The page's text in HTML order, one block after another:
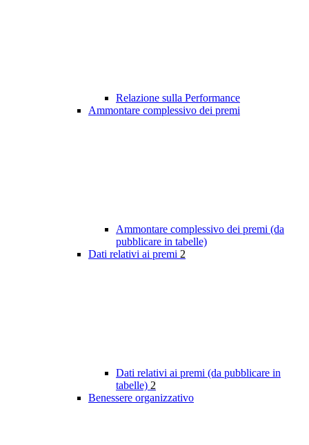
Relazione sulla Performance
Ammontare complessivo dei premi
Ammontare complessivo dei premi (da
pubblicare in tabelle)
Dati relativi ai premi 2
Dati relativi ai premi (da pubblicare in
tabelle) 2
Benessere organizzativo